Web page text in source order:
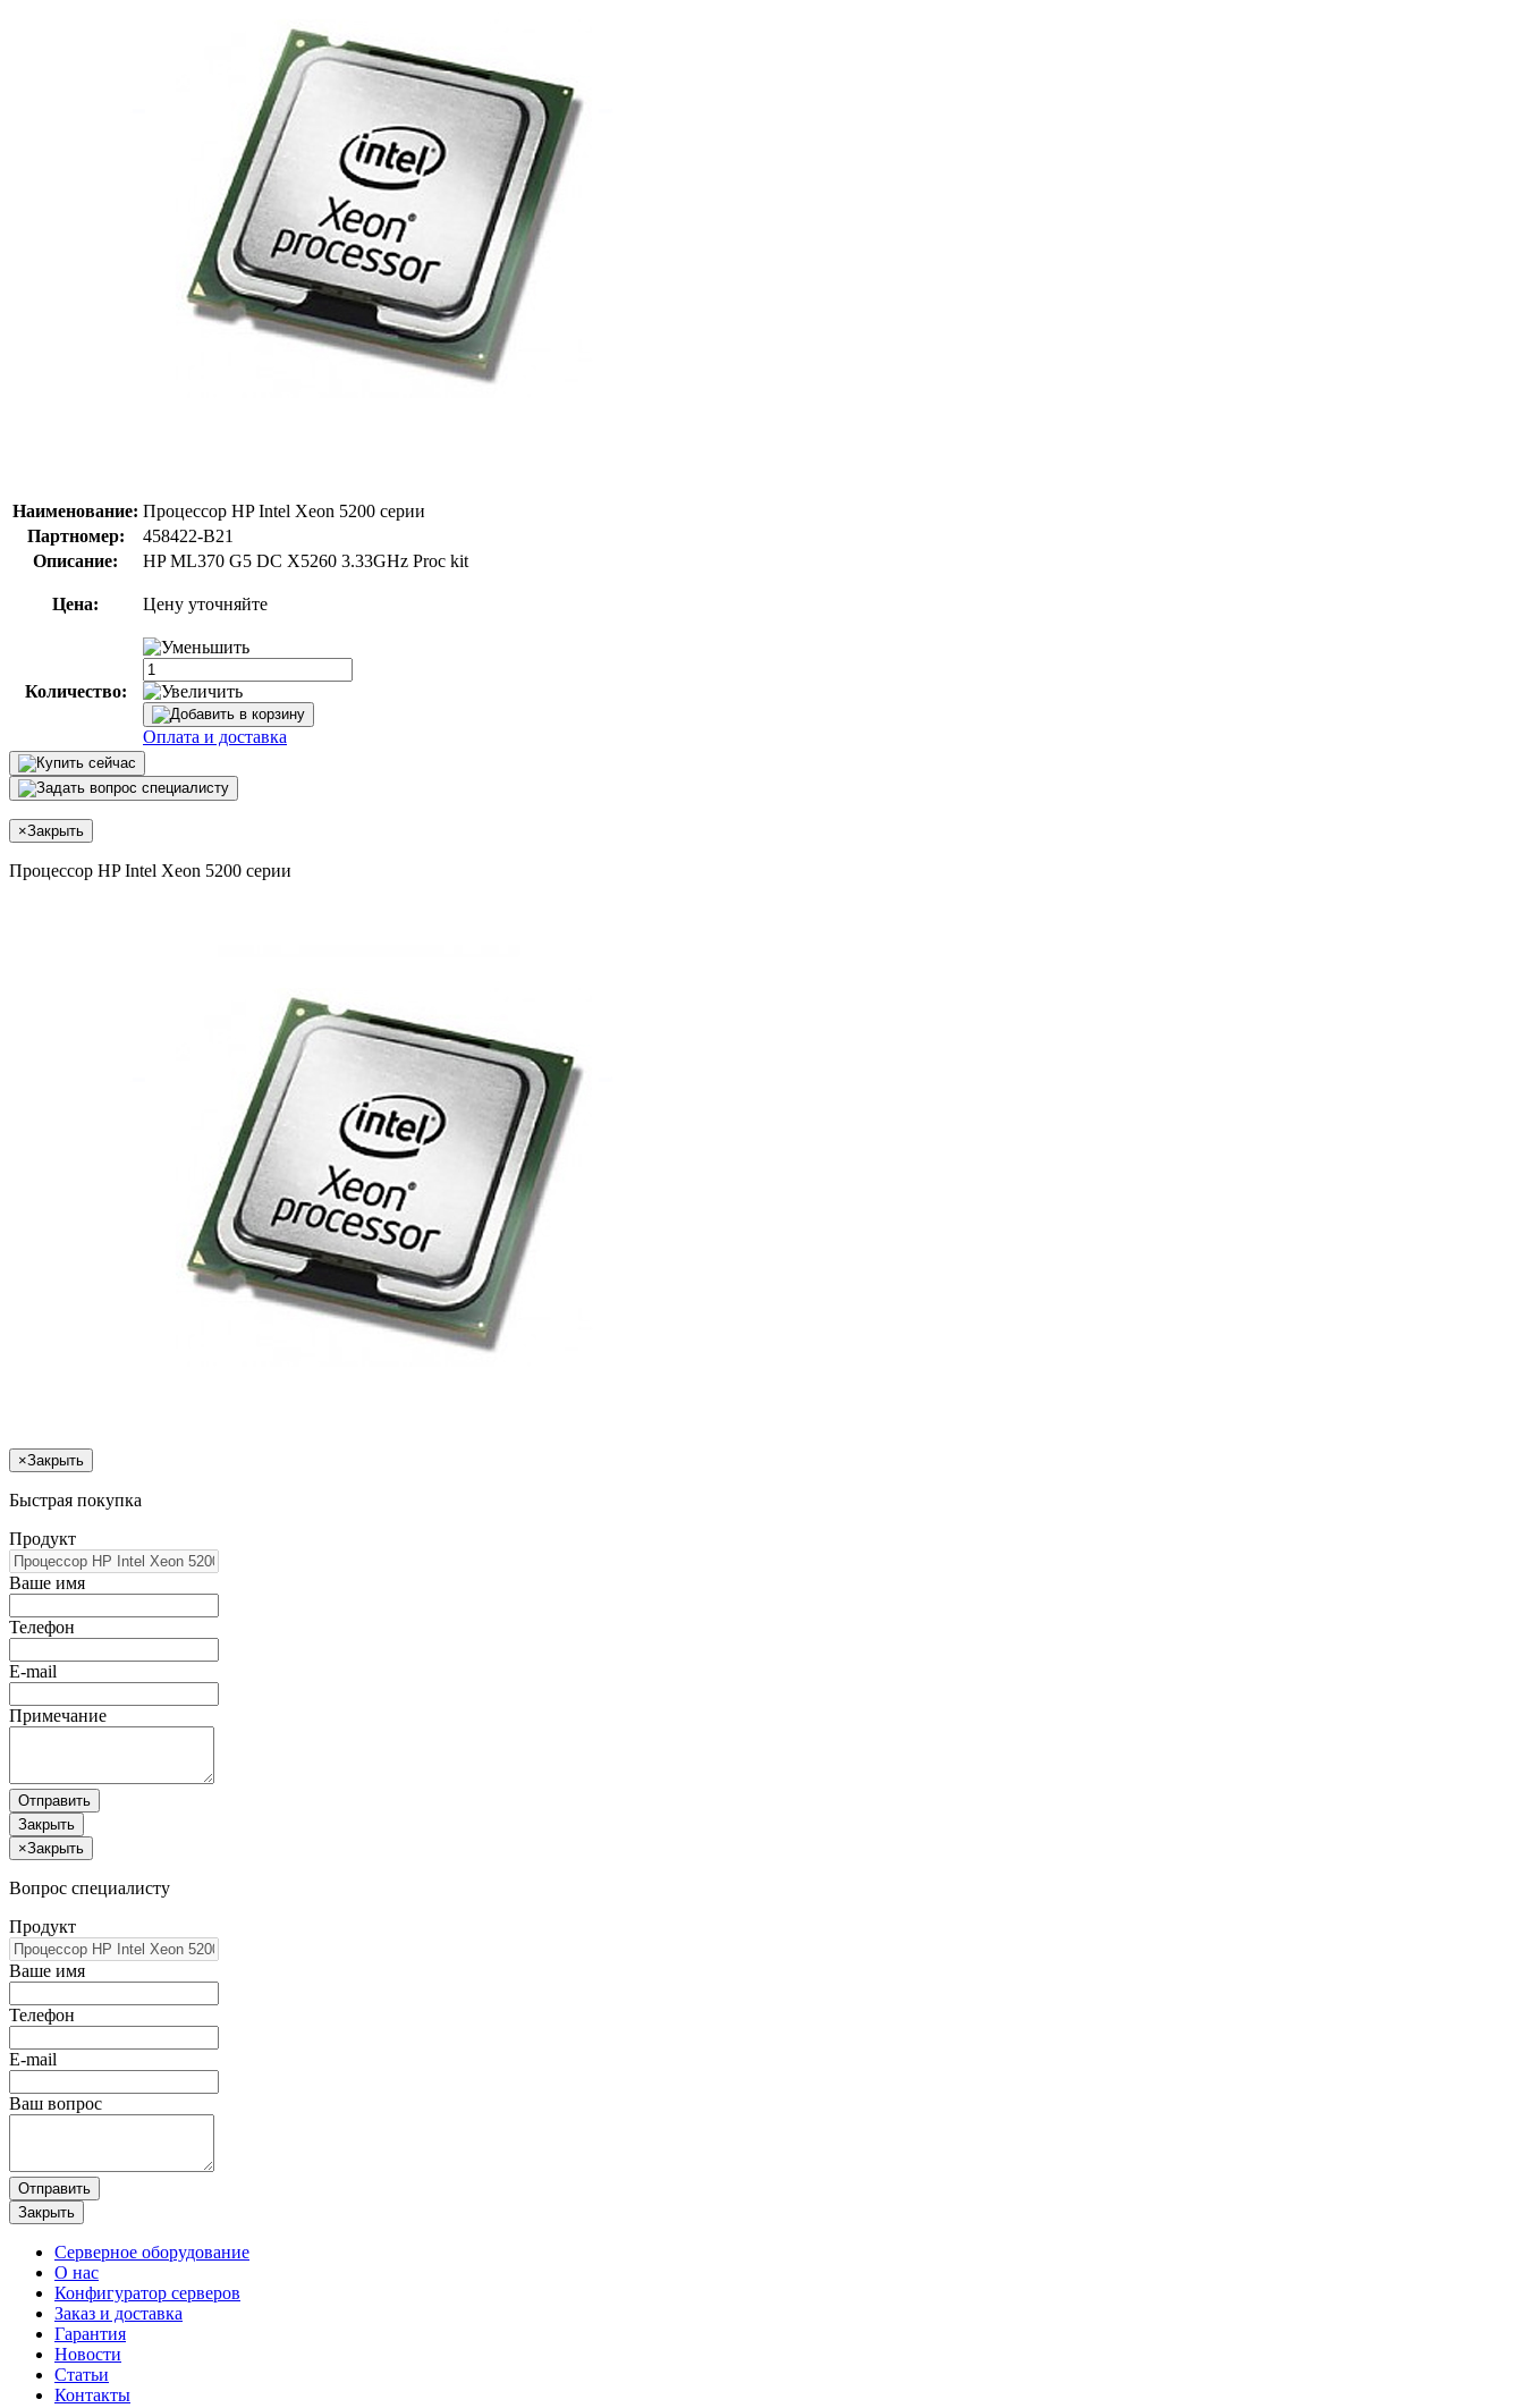
Наименование: Процессор HP Intel Xeon 5200 серии
Партномер:
458422-B21
Описание:
HP ML370 G5 DC X5260 3.33GHz Proc kit
Цена: Цену уточняйте
Количество:
Оплата и доставка
×Закрыть
Процессор HP Intel Xeon 5200 серии
×Закрыть
Быстрая покупка
Продукт
Ваше имя
Телефон
E-mail
Примечание
Отправить
Закрыть
×Закрыть
Вопрос специалисту
Продукт
Ваше имя
Телефон
E-mail
Ваш вопрос
Отправить
Закрыть
Серверное оборудование
О нас
Конфигуратор серверов
Заказ и доставка
Гарантия
Новости
Статьи
Контакты